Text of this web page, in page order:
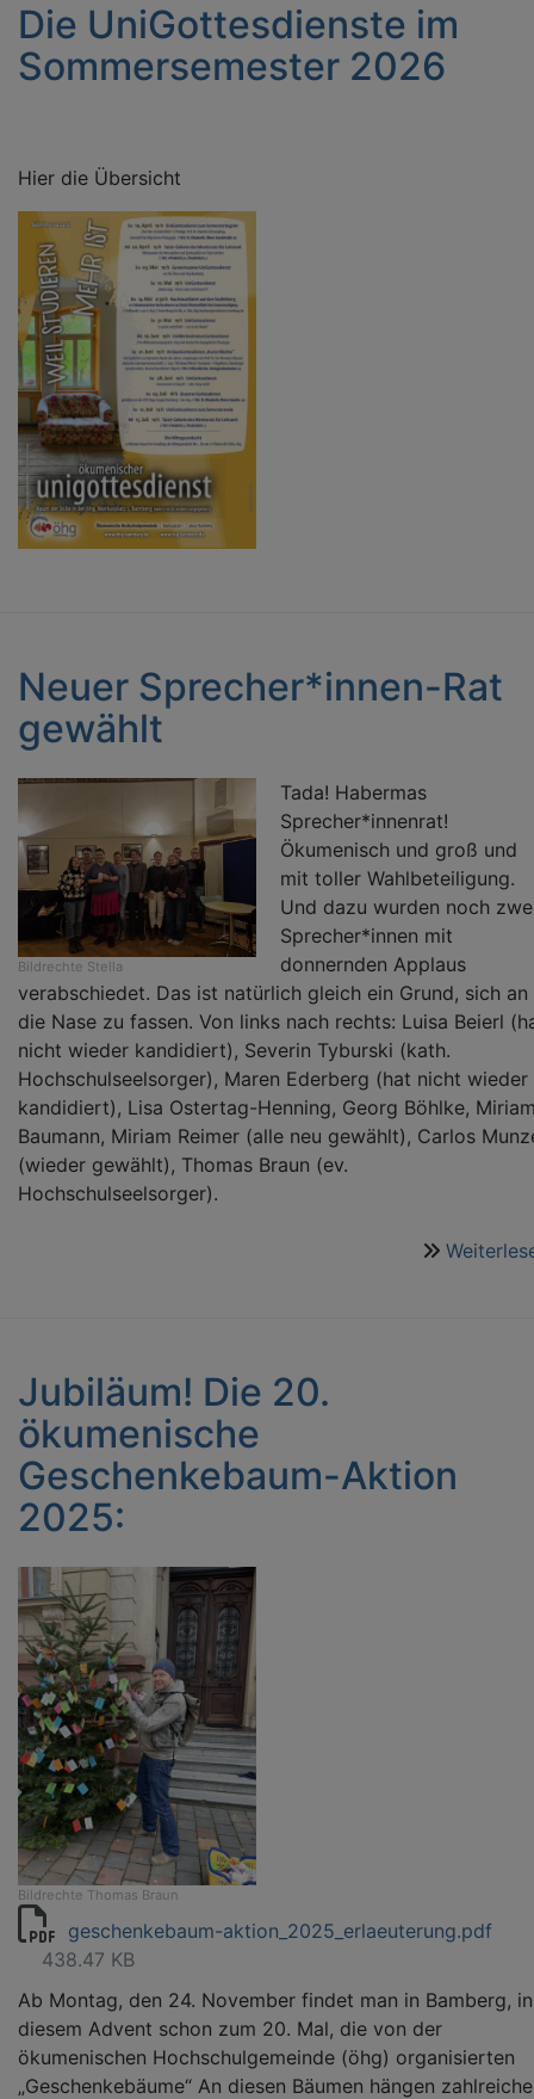
Die UniGottesdienste im
Sommersemester 2026
Hier die Übersicht
Neuer Sprecher*innen-Rat
gewählt
Bildrechte Stella
Tada! Habermas
Sprecher*innenrat!
Ökumenisch und groß und
mit toller Wahlbeteiligung.
Und dazu wurden noch
Sprecher*innen mit
donnernden Applaus
verabschiedet. Das ist natürlich gleich ein Grund, sich an
die Nase zu fassen. Von links nach rechts: Luisa Beierl
nicht wieder kandidiert), Severin Tyburski (kath.
Hochschulseelsorger), Maren Ederberg (hat nicht wieder
kandidiert), Lisa Ostertag-Henning, Georg Böhlke,
Baumann, Miriam Reimer (alle neu gewählt), Carlos
(wieder gewählt), Thomas Braun (ev.
Hochschulseelsorger).
Jubiläum! Die 20.
ökumenische
Geschenkebaum-Aktion
2025:
Bildrechte Thomas Braun
geschenkebaum-aktion_2025_erlaeuterung.pdf
438.47 KB
Ab Montag, den 24. November findet man in Bamberg, in
diesem Advent schon zum 20. Mal, die von der
ökumenischen Hochschulgemeinde (öhg) organisierten
„Geschenkebäume“ An diesen Bäumen hängen zahlreiche